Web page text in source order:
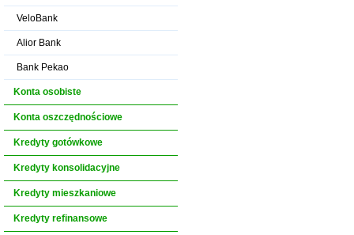
VeloBank
Alior Bank
Bank Pekao
Konta osobiste
Konta oszczędnościowe
Kredyty gotówkowe
Kredyty konsolidacyjne
Kredyty mieszkaniowe
Kredyty refinansowe